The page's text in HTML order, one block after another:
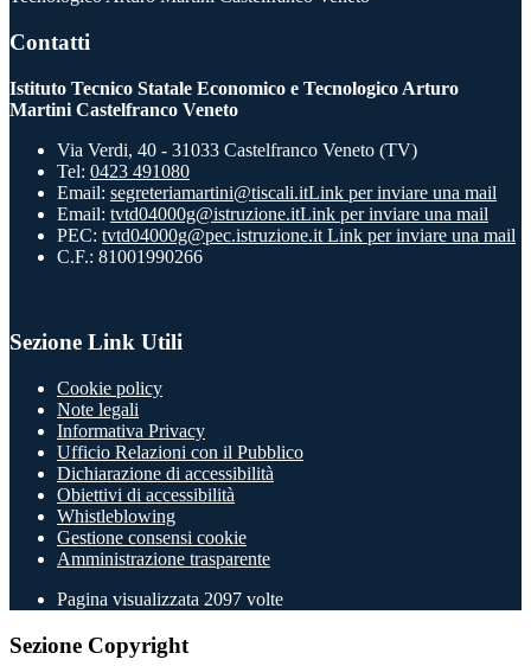
Contatti
Istituto Tecnico Statale Economico e Tecnologico Arturo
Martini Castelfranco Veneto
Via Verdi, 40 - 31033 Castelfranco Veneto (TV)
Tel: 0423 491080
Email: segreteriamartini@tiscali.itLink per inviare una mail
Email: tvtd04000g@istruzione.itLink per inviare una mail
PEC: tvtd04000g@pec.istruzione.it Link per inviare una mail
C.F.: 81001990266
Sezione Link Utili
Cookie policy
Note legali
Informativa Privacy
Ufficio Relazioni con il Pubblico
Dichiarazione di accessibilità
Obiettivi di accessibilità
Whistleblowing
Gestione consensi cookie
Amministrazione trasparente
Pagina visualizzata 2097 volte
Sezione Copyright